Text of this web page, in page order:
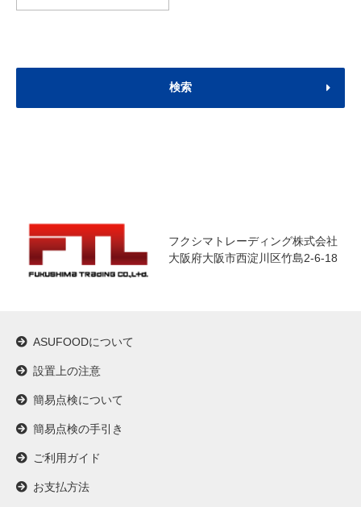
フクシマトレーディング株式会社
大阪府大阪市西淀川区竹島2-6-18
ASUFOODについて
設置上の注意
簡易点検について
簡易点検の手引き
ご利用ガイド
お支払方法